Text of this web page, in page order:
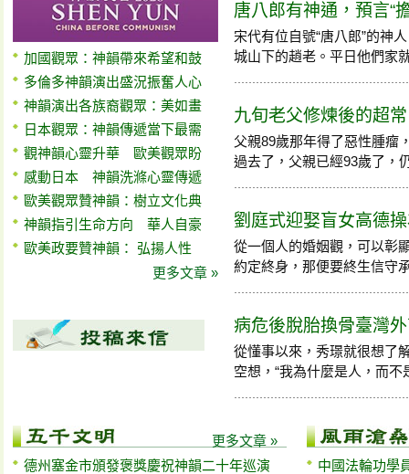
加國觀眾：神韻帶來希望和鼓
多倫多神韻演出盛況振奮人心
神韻演出各族裔觀眾：美如畫
日本觀眾：神韻傳遞當下最需
觀神韻心靈升華 歐美觀眾盼
感動日本 神韻洗滌心靈傳遞
歐美觀眾贊神韻：樹立文化典
神韻指引生命方向 華人自豪
歐美政要贊神韻： 弘揚人性
更多文章 »
唐八郎有神通，預言“
宋代有位自號“唐八郎”的神
城山下的趙老。平日他們家
九旬老父修煉後的超常
父親89歲那年得了惡性腫瘤
過去了，父親已經93歲了，
劉庭式迎娶盲女高德
從一個人的婚姻觀，可以彰
約定終身，那便要終生信守
病危後脫胎換骨臺灣
從懂事以來，秀璟就很想了
空想，“我為什麼是人，而不
更多文章 »
德州塞金市頒發褒獎慶祝神韻二十年巡演
中國法輪功學